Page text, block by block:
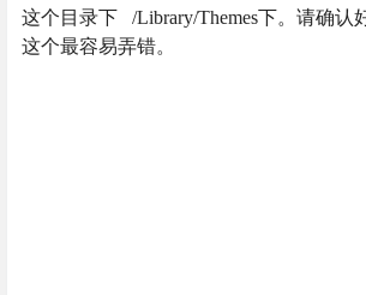
这个目录下 /Library/Themes下。请确认
这个最容易弄错。